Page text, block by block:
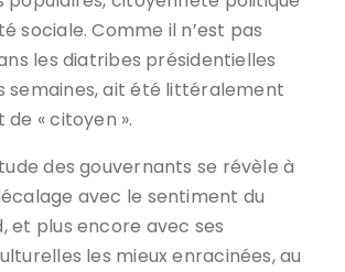
sociale. Comme il n’est pas
les diatribes présidentielles
semaines, ait été littéralement
« citoyen ».
des gouvernants se révèle à
avec le sentiment du
et plus encore avec ses
les mieux enracinées, au